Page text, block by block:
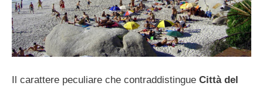
Il carattere peculiare che contraddistingue Città del